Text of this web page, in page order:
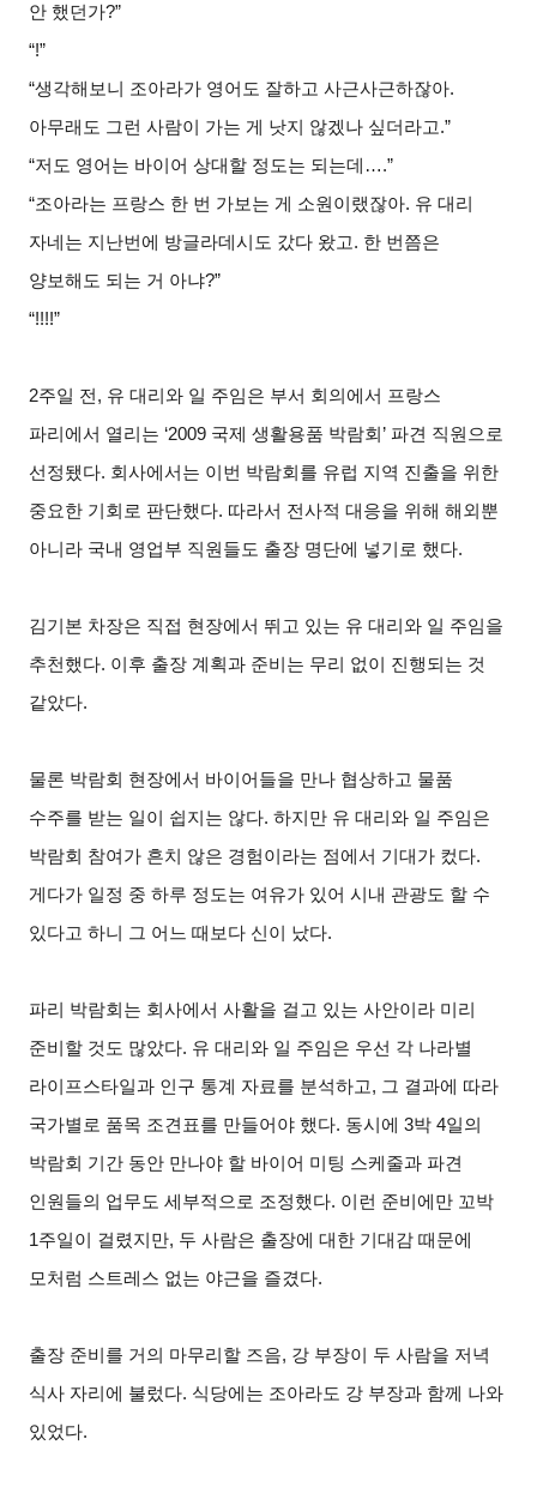
안 했던가?”
“!”
“생각해보니 조아라가 영어도 잘하고 사근사근하잖아.
아무래도 그런 사람이 가는 게 낫지 않겠나 싶더라고.”
“저도 영어는 바이어 상대할 정도는 되는데….”
“조아라는 프랑스 한 번 가보는 게 소원이랬잖아. 유 대리
자네는 지난번에 방글라데시도 갔다 왔고. 한 번쯤은
양보해도 되는 거 아냐?”
“!!!!”
2주일 전, 유 대리와 일 주임은 부서 회의에서 프랑스
파리에서 열리는 ‘2009 국제 생활용품 박람회’ 파견 직원으로
선정됐다. 회사에서는 이번 박람회를 유럽 지역 진출을 위한
중요한 기회로 판단했다. 따라서 전사적 대응을 위해 해외뿐
아니라 국내 영업부 직원들도 출장 명단에 넣기로 했다.
김기본 차장은 직접 현장에서 뛰고 있는 유 대리와 일 주임을
추천했다. 이후 출장 계획과 준비는 무리 없이 진행되는 것
같았다.
물론 박람회 현장에서 바이어들을 만나 협상하고 물품
수주를 받는 일이 쉽지는 않다. 하지만 유 대리와 일 주임은
박람회 참여가 흔치 않은 경험이라는 점에서 기대가 컸다.
게다가 일정 중 하루 정도는 여유가 있어 시내 관광도 할 수
있다고 하니 그 어느 때보다 신이 났다.
파리 박람회는 회사에서 사활을 걸고 있는 사안이라 미리
준비할 것도 많았다. 유 대리와 일 주임은 우선 각 나라별
라이프스타일과 인구 통계 자료를 분석하고, 그 결과에 따라
국가별로 품목 조견표를 만들어야 했다. 동시에 3박 4일의
박람회 기간 동안 만나야 할 바이어 미팅 스케줄과 파견
인원들의 업무도 세부적으로 조정했다. 이런 준비에만 꼬박
1주일이 걸렸지만, 두 사람은 출장에 대한 기대감 때문에
모처럼 스트레스 없는 야근을 즐겼다.
출장 준비를 거의 마무리할 즈음, 강 부장이 두 사람을 저녁
식사 자리에 불렀다. 식당에는 조아라도 강 부장과 함께 나와
있었다.